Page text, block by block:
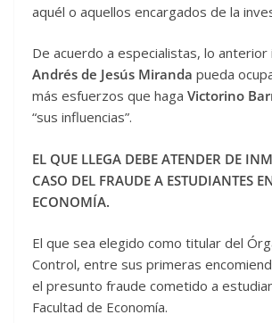
aquél o aquellos encargados de la
De acuerdo a especialistas, lo anterior
Andrés de Jesús Miranda pueda
más esfuerzos que haga Victorino
“sus influencias”.
EL QUE LLEGA DEBE ATENDER DE
CASO DEL FRAUDE A ESTUDIANTES
ECONOMÍA.
El que sea elegido como titular del
Control, entre sus primeras
el presunto fraude cometido a
Facultad de Economía.